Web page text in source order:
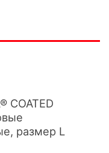
COATED
размер L